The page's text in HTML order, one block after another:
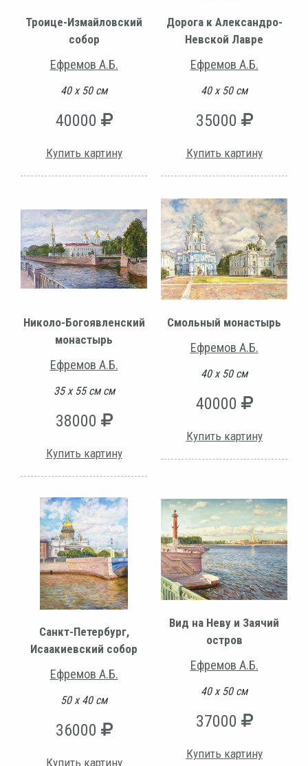
Троице-Измайловский
собор
Ефремов А.Б.
40 х 50 см
40000
Купить картину
Дорога к Александро-
Невской Лавре
Ефремов А.Б.
40 х 50 см
35000
Купить картину
Николо-Богоявленский
монастырь
Ефремов А.Б.
35 х 55 см см
38000
Купить картину
Смольный монастырь
Ефремов А.Б.
40 х 50 см
40000
Купить картину
Санкт-Петербург,
Исаакиевский собор
Ефремов А.Б.
50 х 40 см
36000
Купить картину
Вид на Неву и Заячий
остров
Ефремов А.Б.
40 х 50 см
37000
Купить картину